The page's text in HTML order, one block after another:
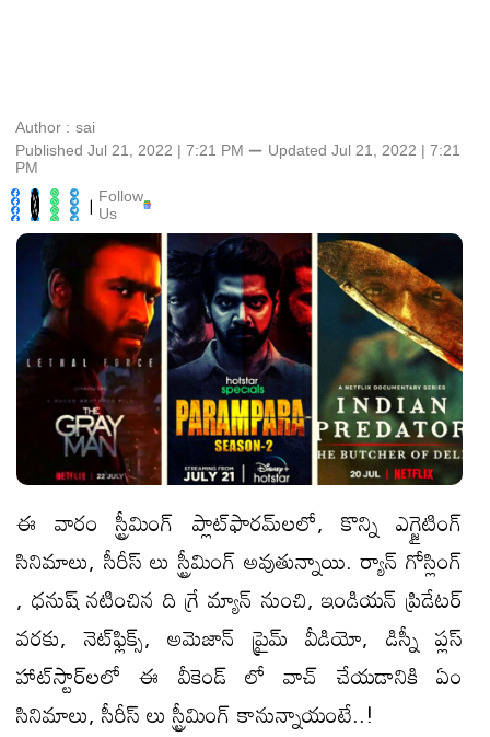
Author : sai
Published Jul 21, 2022 | 7:21 PM ⚊ Updated Jul 21, 2022 | 7:21
PM
| Follow
Us
ఈ వారం స్ట్రీమింగ్ ప్లాట్‌ఫారమ్‌లలో, కొన్ని ఎగ్జైటింగ్
సినిమాలు, సీరీస్ లు స్ట్రీమింగ్ అవుతున్నాయి. ర్యాన్ గోస్లింగ్
, ధనుష్ నటించిన ది గ్రే మ్యాన్ నుంచి, ఇండియన్ ప్రిడేటర్
వరకు, నెట్‌ఫ్లిక్స్, అమెజాన్ ప్రైమ్ వీడియో, డిస్నీ ప్లస్
హాట్‌స్టార్‌లలో ఈ వీకెండ్ లో వాచ్ చేయ‌డానికి ఏం
సినిమాలు, సీరీస్ లు స్ట్రీమింగ్ కానున్నాయంటే..!